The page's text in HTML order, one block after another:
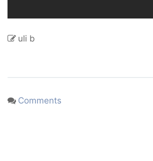
uli b
Comments